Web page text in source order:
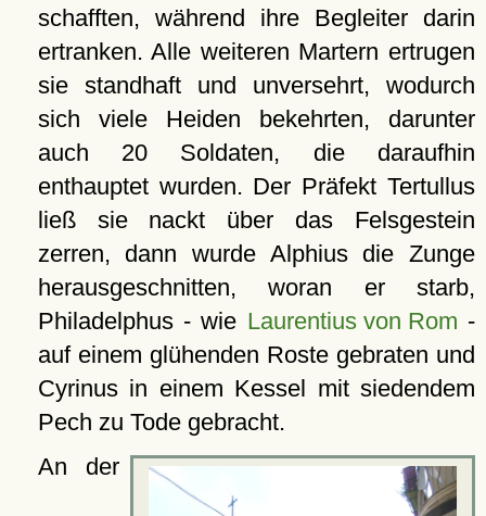
schafften, während ihre Begleiter darin
ertranken. Alle weiteren Martern ertrugen
sie standhaft und unversehrt, wodurch
sich viele Heiden bekehrten, darunter
auch 20 Soldaten, die daraufhin
enthauptet wurden. Der Präfekt Tertullus
ließ sie nackt über das Felsgestein
zerren, dann wurde Alphius die Zunge
herausgeschnitten, woran er starb,
Philadelphus - wie Laurentius von Rom -
auf einem glühenden Roste gebraten und
Cyrinus in einem Kessel mit siedendem
Pech zu Tode gebracht.
An der